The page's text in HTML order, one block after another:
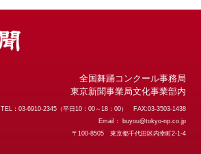
全国舞踊コンクール事務局
東京新聞事業局文化事業部内
TEL：03-6910-2345（平日10：00～18：00） FAX:03-3503-1438
Email：
buyou@tokyo-np.co.jp
〒100-8505 東京都千代田区内幸町2-1-4